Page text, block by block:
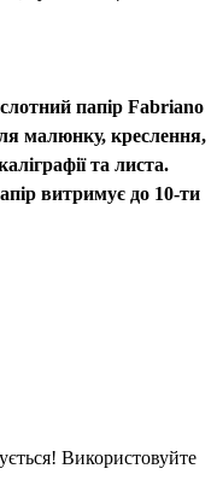
папір Fabrianо
малюнку, креслення,
та листа.
витримує до 10-ти
Використовуйте